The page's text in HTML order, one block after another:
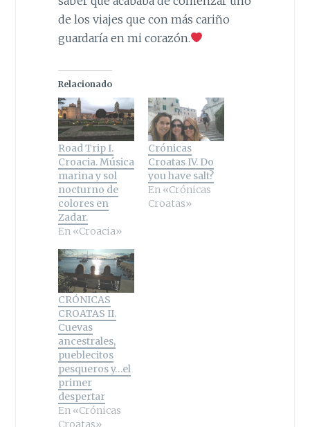
de los viajes que con más cariño
guardaría en mi corazón.
Relacionado
Road Trip I.
Croacia. Música
marina y sol
nocturno de
colores en
Zadar.
En «Croacia»
Crónicas
Croatas IV. Do
you have salt?
En «Crónicas
Croatas»
CRÓNICAS
CROATAS II.
Cuevas
ancestrales,
pueblecitos
pesqueros y…el
primer
despertar
En «Crónicas
Croatas»